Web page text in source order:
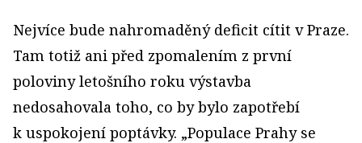
Nejvíce bude nahromaděný deficit cítit v Praze.
Tam totiž ani před zpomalením z první
poloviny letošního roku výstavba
nedosahovala toho, co by bylo zapotřebí
k uspokojení poptávky. „Populace Prahy se